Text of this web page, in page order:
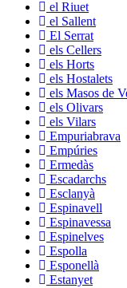
el Riuet
el Sallent
El Serrat
els Cellers
els Horts
els Hostalets
els Masos de
els Olivars
els Vilars
Empuriabrava
Empúries
Ermedàs
Escadarchs
Esclanyà
Espinavell
Espinavessa
Espinelves
Espolla
Esponellà
Estanyet